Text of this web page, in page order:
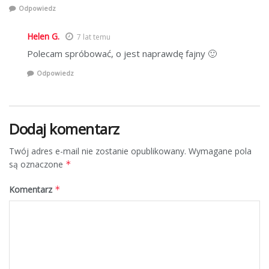
Odpowiedz
Helen G. 7 lat temu
Polecam spróbować, o jest naprawdę fajny 🙂
Odpowiedz
Dodaj komentarz
Twój adres e-mail nie zostanie opublikowany. Wymagane pola
są oznaczone *
Komentarz *